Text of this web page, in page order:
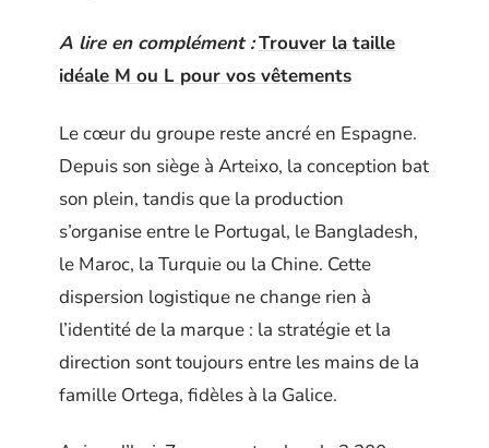
A lire en complément :Trouver la taille
idéale M ou L pour vos vêtements
Le cœur du groupe reste ancré en Espagne.
Depuis son siège à Arteixo, la conception bat
son plein, tandis que la production
s’organise entre le Portugal, le Bangladesh,
le Maroc, la Turquie ou la Chine. Cette
dispersion logistique ne change rien à
l’identité de la marque : la stratégie et la
direction sont toujours entre les mains de la
famille Ortega, fidèles à la Galice.